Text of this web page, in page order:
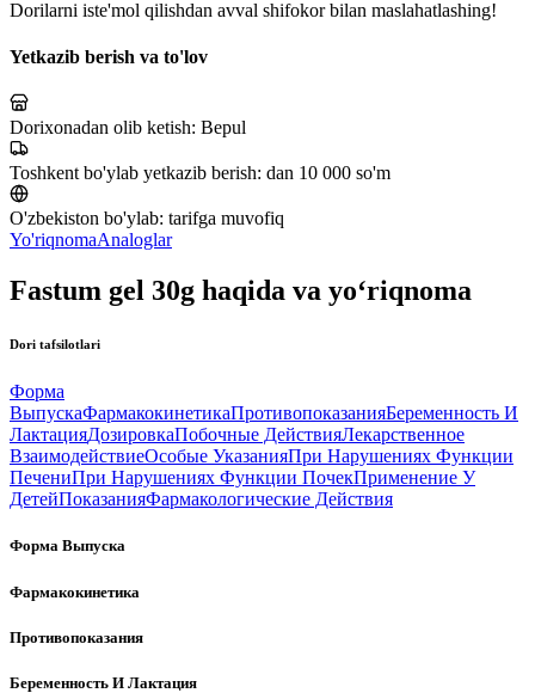
Dorilarni iste'mol qilishdan avval shifokor bilan maslahatlashing!
Yetkazib berish va to'lov
Dorixonadan olib ketish: Bepul
Toshkent bo'ylab yetkazib berish: dan 10 000 so'm
O'zbekiston bo'ylab: tarifga muvofiq
Yo'riqnomaAnaloglar
Fastum gel 30g haqida va yo‘riqnoma
Dori tafsilotlari
Форма
ВыпускаФармакокинетикаПротивопоказанияБеременность И
ЛактацияДозировкаПобочные ДействияЛекарственное
ВзаимодействиеОсобые УказанияПри Нарушениях Функции
ПечениПри Нарушениях Функции ПочекПрименение У
ДетейПоказанияФармакологические Действия
Форма Выпуска
Фармакокинетика
Противопоказания
Беременность И Лактация